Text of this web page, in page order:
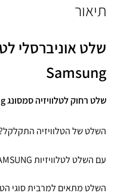
תיאור
שלט אוניברסלי
Samsung
שלט רחוק לטלוויזיה סמסונג Samsung דגם
השלט של הטלוויזיה
עם השלט לטלוויזיות SAMSUNG סמסונג תוכלו לחזור ולזפזפ!